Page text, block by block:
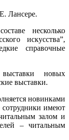
Лансере.
несколько
искусства”,
справочные
новых
выставки.
новинками
сотрудники имеют
залом и
– читальным